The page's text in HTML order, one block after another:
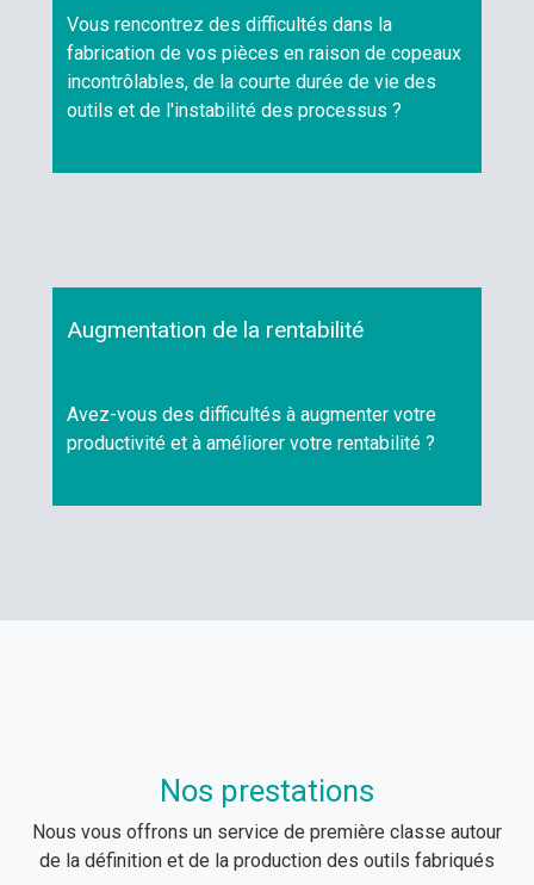
Vous rencontrez des difficultés dans la
fabrication de vos pièces en raison de copeaux
incontrôlables, de la courte durée de vie des
outils et de l'instabilité des processus ?
Augmentation de la rentabilité
Avez-vous des difficultés à augmenter votre
productivité et à améliorer votre rentabilité ?
Nos prestations
Nous vous offrons un service de première classe autour
de la définition et de la production des outils fabriqués